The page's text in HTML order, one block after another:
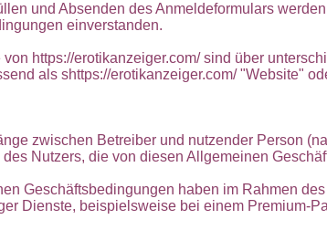
und Absenden des Anmeldeformulars
einverstanden.
von https://erotikanzeiger.com/ sind über
als shttps://erotikanzeiger.com/ "Website"
zwischen Betreiber und nutzender Person
Nutzers, die von diesen Allgemeinen
Geschäftsbedingungen haben im Rahmen
Dienste, beispielsweise bei einem Premium-